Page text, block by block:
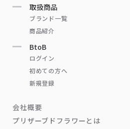
取扱商品
ブランド一覧
商品紹介
BtoB
ログイン
初めての方へ
新規登録
会社概要
プリザーブドフラワーとは